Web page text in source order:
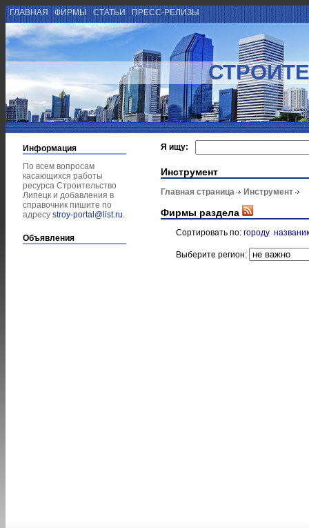
ГЛАВНАЯ ФИРМЫ СТАТЬИ ПРЕСС-РЕЛИЗЫ
Информация
По всем вопросам
касающихся работы
ресурса Строительство
Липецк и добавления в
справочник пишите по
адресу stroy-portal@list.ru.
Объявления
Я ищу:
Инструмент
Главная страница Инструмент
Фирмы раздела
Сортировать по: городу
Выберите регион: